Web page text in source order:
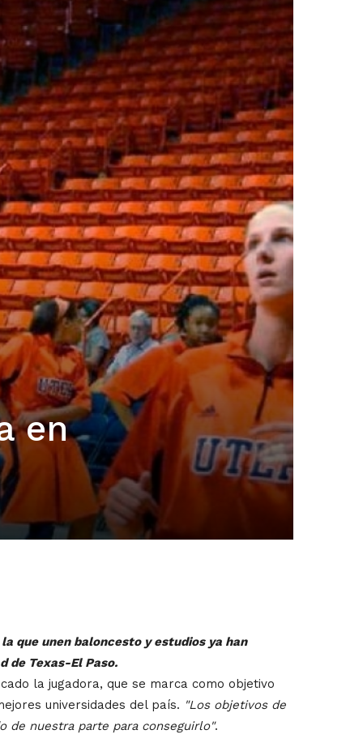
en
que unen baloncesto y estudios ya han
de Texas-El Paso.
la jugadora, que se marca como objetivo
universidades del país. "Los objetivos de
de nuestra parte para conseguirlo".